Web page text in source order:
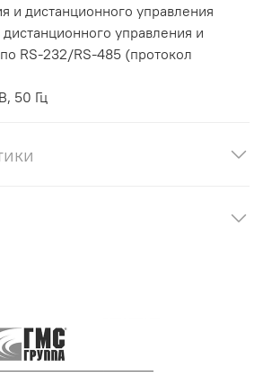
и дистанционного управления
управления и
RS-232/RS-485 (протокол
50 Гц